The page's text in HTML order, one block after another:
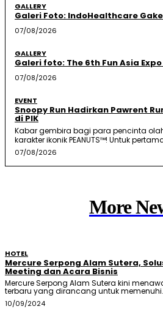
GALLERY
Galeri Foto: IndoHealthcare
07/08/2026
GALLERY
Galeri foto: The 6th Fun Asia
07/08/2026
EVENT
Snoopy Run Hadirkan Pawrent
di PIK
Kabar gembira bagi para pencinta
karakter ikonik PEANUTS™! Untuk
07/08/2026
More
HOTEL
Mercure Serpong Alam Sutera,
Meeting dan Acara Bisnis
Mercure Serpong Alam Sutera kini
terbaru yang dirancang untuk
10/09/2024